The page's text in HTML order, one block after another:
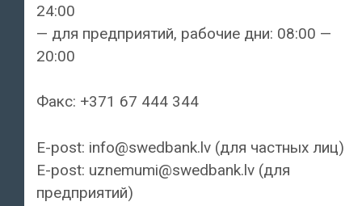
24:00
— для предприятий, рабочие дни: 08:00 —
20:00
Факс: +371 67 444 344
E-post: info@swedbank.lv (для частных лиц)
E-post: uznemumi@swedbank.lv (для
предприятий)